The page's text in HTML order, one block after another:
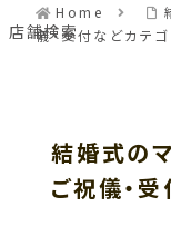
Home
儀・受付などカテ
結婚式の
ご祝儀・
店舗検索